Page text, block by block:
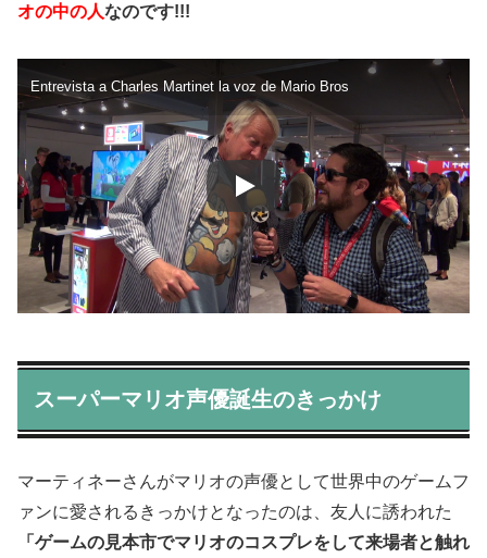
オの中の人なのです!!!
Entrevista a Charles Martinet la voz de Mario Bros
スーパーマリオ声優誕生のきっかけ
マーティネーさんがマリオの声優として世界中のゲームフ
ァンに愛されるきっかけとなったのは、友人に誘われた
「ゲームの見本市でマリオのコスプレをして来場者と触れ